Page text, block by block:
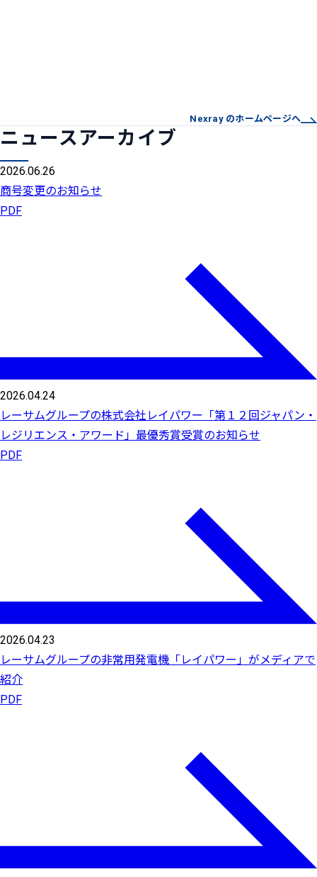
Nexray のホームページへ
ニュースアーカイブ
2026.06.26
商号変更のお知らせ
PDF
2026.04.24
レーサムグループの株式会社レイパワー「第１２回ジャパン・
レジリエンス・アワード」最優秀賞受賞のお知らせ
PDF
2026.04.23
レーサムグループの非常用発電機「レイパワー」がメディアで
紹介
PDF